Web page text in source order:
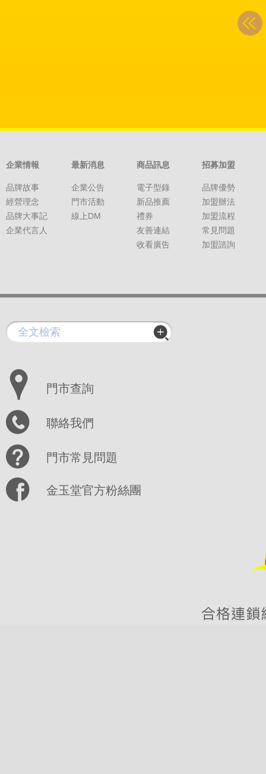
企業情報
品牌故事
經營理念
品牌大事記
企業代言人
最新消息
企業公告
門市活動
線上DM
商品訊息
電子型錄
新品推薦
禮券
友善連結
收看廣告
招募加盟
品牌優勢
加盟辦法
加盟流程
常見問題
加盟諮詢
門市查詢
聯絡我們
門市常見問題
金玉堂官方粉絲團